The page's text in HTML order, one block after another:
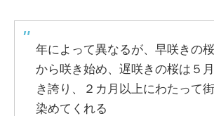
年によって異なるが、早咲きの
から咲き始め、遅咲きの桜は５
き誇り、２カ月以上にわたって
染めてくれる